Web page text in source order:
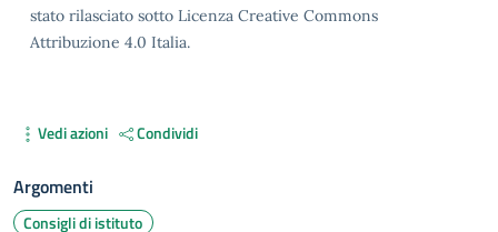
stato rilasciato sotto Licenza Creative Commons
Attribuzione 4.0 Italia.
Vedi azioni Condividi
Argomenti
Consigli di istituto